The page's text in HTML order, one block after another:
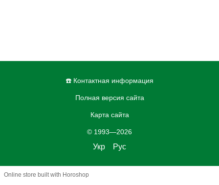
☎️ Контактная информация
Полная версия сайта
Карта сайта
© 1993—2026
Укр Рус
Online store built with Horoshop